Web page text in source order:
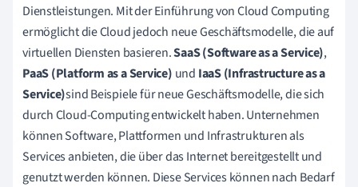
Dienstleistungen. Mit der Einführung von Cloud Computing
ermöglicht die Cloud jedoch neue Geschäftsmodelle, die auf
virtuellen Diensten basieren.SaaS (Software as a Service),
PaaS (Platform as a Service) und IaaS (Infrastructure as a
Service)sind Beispiele für neue Geschäftsmodelle, die sich
durch Cloud-Computing entwickelt haben. Unternehmen
können Software, Plattformen und Infrastrukturen als
Services anbieten, die über das Internet bereitgestellt und
genutzt werden können. Diese Services können nach Bedarf